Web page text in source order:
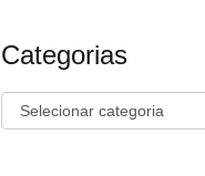
Categorias
Categorias